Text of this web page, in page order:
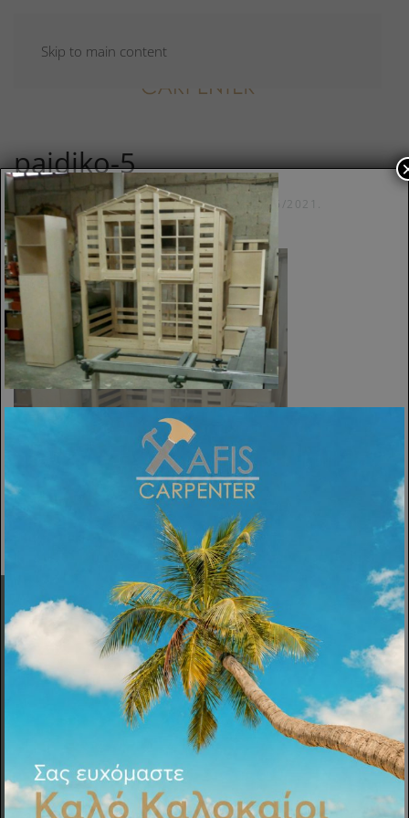
Skip to main content
paidiko-5
ΣΥΝΤΆΧΘΗΚΕ ΑΠΌCARPADMINΣΤΙΣ 10/06/2021 .
Εταιρεία
Σχετικά
Υπηρεσίες
Πολιτική Cookies
ΚΟΥΖΊΝΑ ΜΠΆΝΙΟ ΝΤΟΥΛΆΠΕΣ
ΠΑΙΔΙΚΌ ΔΩΜΆΤΙΟ
ΥΠΝΟΔΩΜΆΤΙΟ
ΕΙΔΙΚΈΣ ΚΑΤΑΣΚΕΥΈΣ